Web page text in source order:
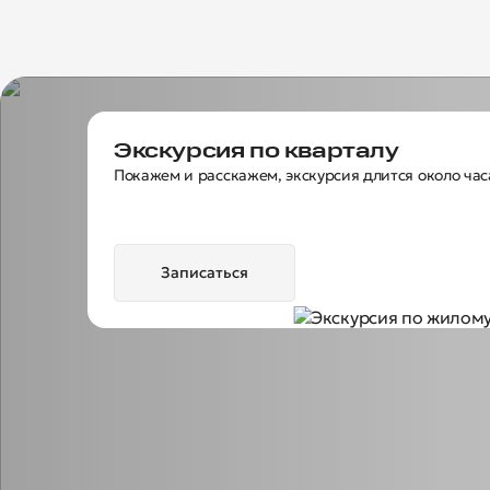
Экскурсия по кварталу
Покажем и расскажем, экскурсия длится около
Записаться